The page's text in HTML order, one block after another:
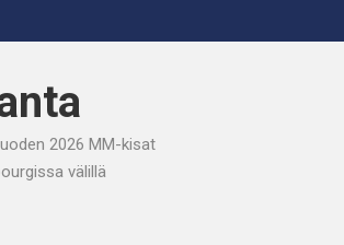
2026 MM-kisat
välillä